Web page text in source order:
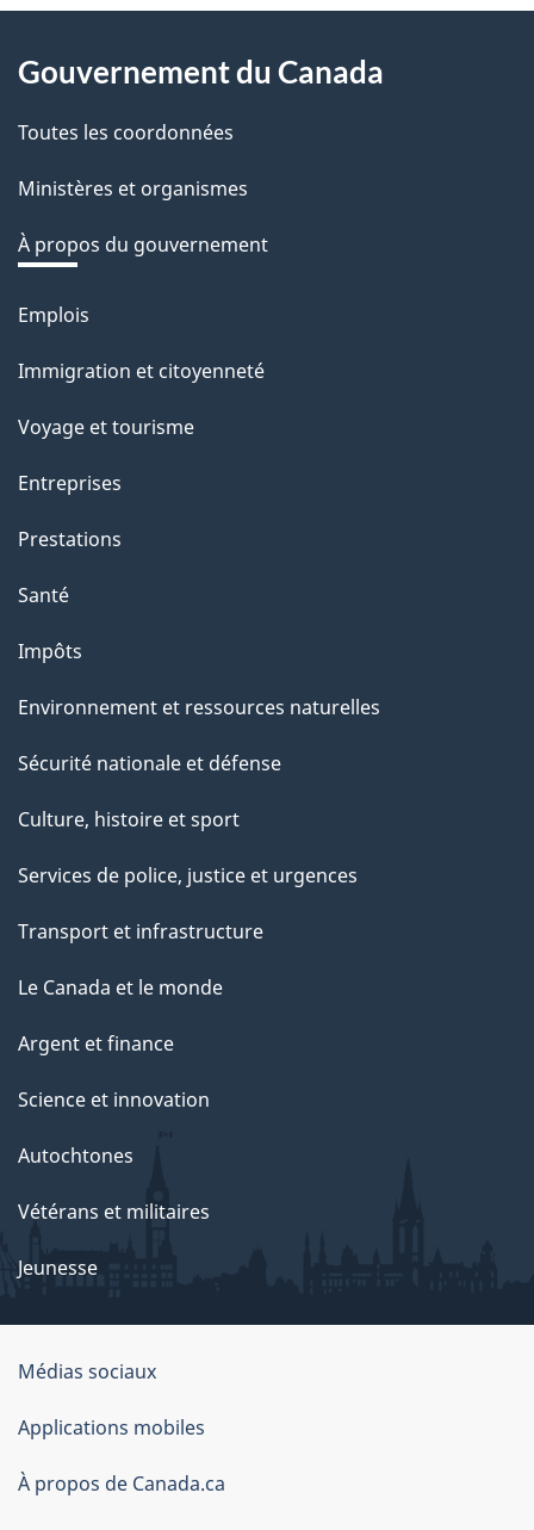
v
o
t
r
r
é
t
r
a
c
i
o
s
u
c
e
t
e
a
g
About
this
site
Gouvernement du Canada
Toutes les coordonnées
Ministères et organismes
À propos du gouvernement
Thèmes
sujets
Emplois
Immigration et citoyenneté
Voyage et tourisme
Entreprises
Prestations
Santé
Impôts
Environnement et ressources naturelles
Sécurité nationale et défense
Culture, histoire et sport
Services de police, justice et urgences
Transport et infrastructure
Le Canada et le monde
Argent et finance
Science et innovation
Autochtones
Vétérans et militaires
Jeunesse
À
propos
de
Médias sociaux
Applications mobiles
À propos de Canada.ca